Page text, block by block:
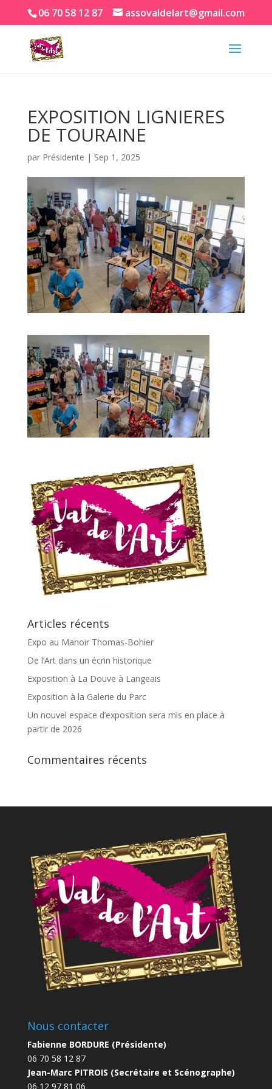
06 70 58 12 87 assovaldelart@gmail.com
EXPOSITION LIGNIERES
DE TOURAINE
par Présidente | Sep 1, 2025
Articles récents
Expo au Manoir Thomas-Bohier
De l’Art dans un écrin historique
Exposition à La Douve à Langeais
Exposition à la Galerie du Parc
Un nouvel espace d’exposition sera mis en place à
partir de 2026
Commentaires récents
Nous contacter
Fabienne BORDURE (Présidente)
06 70 58 12 87
Jean-Marc PITROIS (Secrétaire et Scénographe)
06 12 97 81 06